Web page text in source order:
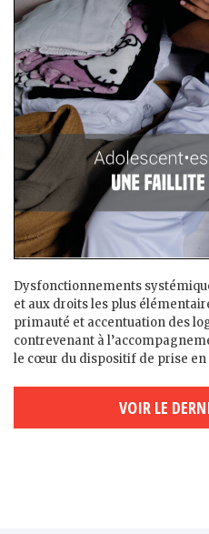
Dysfonctionnements
et aux droits les plus
primauté et accentuation des
contrevenant à
le cœur du dispositif de prise en
VOIR LE